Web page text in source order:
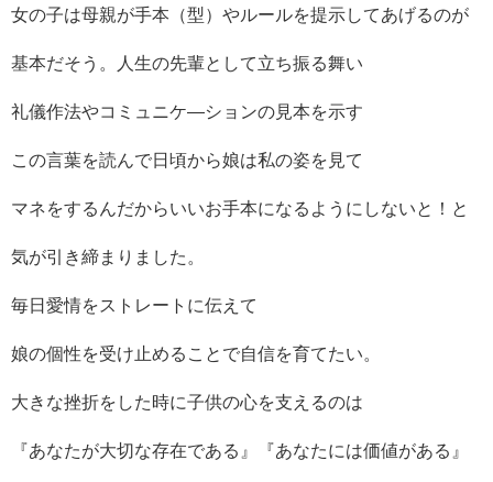
女の子は母親が手本（型）やルールを提示してあげるのが
基本だそう。人生の先輩として立ち振る舞い
礼儀作法やコミュニケ―ションの見本を示す
この言葉を読んで日頃から娘は私の姿を見て
マネをするんだからいいお手本になるようにしないと！と
気が引き締まりました。
毎日愛情をストレートに伝えて
娘の個性を受け止めることで自信を育てたい。
大きな挫折をした時に子供の心を支えるのは
『あなたが大切な存在である』『あなたには価値がある』